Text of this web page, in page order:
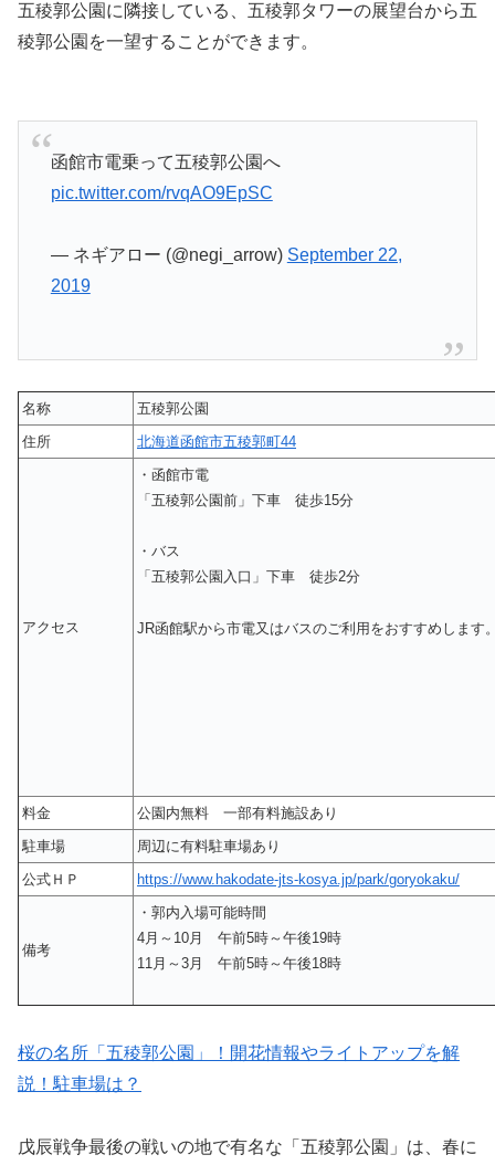
五稜郭公園に隣接している、五稜郭タワーの展望台から五
稜郭公園を一望することができます。
函館市電乗って五稜郭公園へ
pic.twitter.com/rvqAO9EpSC
— ネギアロー (@negi_arrow) September 22,
2019
名称
五稜郭公園
住所
北海道函館市五稜郭町44
アクセス
・函館市電
「五稜郭公園前」下車 徒歩15分
・バス
「五稜郭公園入口」下車 徒歩2分
JR函館駅から市電又はバスのご利用をおすすめします
料金
公園内無料 一部有料施設あり
駐車場
周辺に有料駐車場あり
公式ＨＰ
https://www.hakodate-jts-kosya.jp/park/goryokaku/
備考
・郭内入場可能時間
4月～10月 午前5時～午後19時
11月～3月 午前5時～午後18時
桜の名所「五稜郭公園」！開花情報やライトアップを解
説！駐車場は？
戊辰戦争最後の戦いの地で有名な「五稜郭公園」は、春に